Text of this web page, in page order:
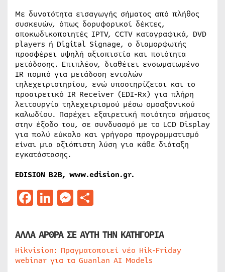
Με δυνατότητα εισαγωγής σήματος από πλήθος
συσκευών, όπως δορυφορικοί δέκτες,
αποκωδικοποιητές IPTV, CCTV καταγραφικά, DVD
players ή Digital Signage, ο διαμορφωτής
προσφέρει υψηλή αξιοπιστία και ποιότητα
μετάδοσης. Επιπλέον, διαθέτει ενσωματωμένο
IR πομπό για μετάδοση εντολών
τηλεχειριστηρίου, ενώ υποστηρίζεται και το
προαιρετικό IR Receiver (EDI-Rx) για πλήρη
λειτουργία τηλεχειρισμού μέσω ομοαξονικού
καλωδίου. Παρέχει εξαιρετική ποιότητα σήματος
στην έξοδο του, σε συνδυασμό με το LCD Display
για πολύ εύκολο και γρήγορο προγραμματισμό
είναι μια αξιόπιστη λύση για κάθε διάταξη
εγκατάστασης.
EDISION Β2Β, www.edision.gr.
Facebook
LinkedIn
Messenger
ΑΛΛΑ ΑΡΘΡΑ ΣΕ ΑΥΤΗ ΤΗΝ ΚΑΤΗΓΟΡΙΑ
Hikvision: Πραγματοποιεί νέο Hik-Friday
webinar για τα Guanlan AI Models